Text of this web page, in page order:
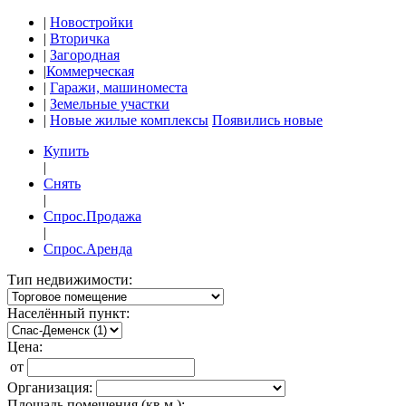
| Новостройки
| Вторичка
| Загородная
|Коммерческая
| Гаражи, машиноместа
| Земельные участки
| Новые жилые комплексы Появились новые
Купить
|
Снять
|
Спрос.Продажа
|
Спрос.Аренда
Тип недвижимости:
Населённый пункт:
Цена:
от
Организация: